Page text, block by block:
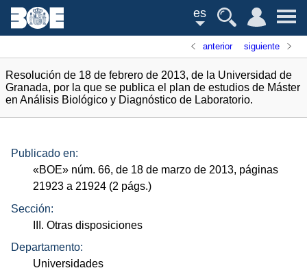
es
anterior siguiente
Resolución de 18 de febrero de 2013, de la Universidad de
Granada, por la que se publica el plan de estudios de Máster
en Análisis Biológico y Diagnóstico de Laboratorio.
Publicado en:
«BOE» núm. 66, de 18 de marzo de 2013, páginas
21923 a 21924 (2 págs.)
Sección:
III. Otras disposiciones
Departamento:
Universidades